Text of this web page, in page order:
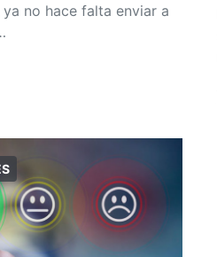
no hace falta enviar a